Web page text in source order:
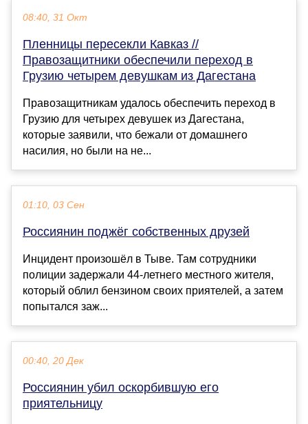
08:40, 31 Окт
Пленницы пересекли Кавказ //
Правозащитники обеспечили переход в
Грузию четырем девушкам из Дагестана
Правозащитникам удалось обеспечить переход в
Грузию для четырех девушек из Дагестана,
которые заявили, что бежали от домашнего
насилия, но были на не...
01:10, 03 Сен
Россиянин поджёг собственных друзей
Инцидент произошёл в Тыве. Там сотрудники
полиции задержали 44-летнего местного жителя,
который облил бензином своих приятелей, а затем
попытался заж...
00:40, 20 Дек
Россиянин убил оскорбившую его
приятельницу